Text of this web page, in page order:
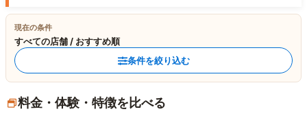
現在の条件
すべての店舗 / おすすめ順
条件を絞り込む
料金・体験・特徴を比べる